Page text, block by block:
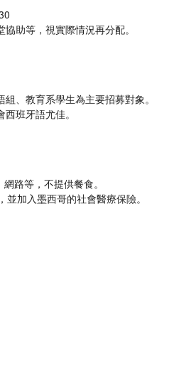
助等，視實際情況再分配。
、教育系學生為主要招募對象。
班牙語尤佳。
路等，不提供餐食。
加入墨西哥的社會醫療保險。